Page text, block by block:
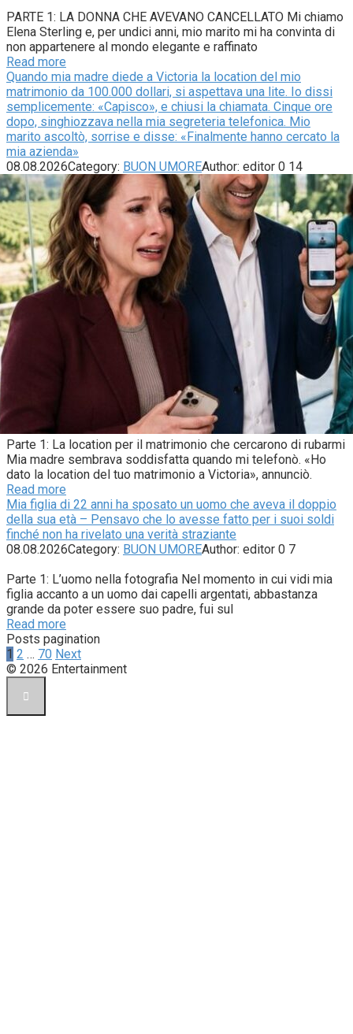
PARTE 1: LA DONNA CHE AVEVANO CANCELLATO Mi chiamo
Elena Sterling e, per undici anni, mio marito mi ha convinta di
non appartenere al mondo elegante e raffinato
Read more
Quando mia madre diede a Victoria la location del mio
matrimonio da 100.000 dollari, si aspettava una lite. Io dissi
semplicemente: «Capisco», e chiusi la chiamata. Cinque ore
dopo, singhiozzava nella mia segreteria telefonica. Mio
marito ascoltò, sorrise e disse: «Finalmente hanno cercato la
mia azienda»
08.08.2026Category: BUON UMOREAuthor: editor 0 14
Parte 1: La location per il matrimonio che cercarono di rubarmi
Mia madre sembrava soddisfatta quando mi telefonò. «Ho
dato la location del tuo matrimonio a Victoria», annunciò.
Read more
Mia figlia di 22 anni ha sposato un uomo che aveva il doppio
della sua età – Pensavo che lo avesse fatto per i suoi soldi
finché non ha rivelato una verità straziante
08.08.2026Category: BUON UMOREAuthor: editor 0 7
Parte 1: L’uomo nella fotografia Nel momento in cui vidi mia
figlia accanto a un uomo dai capelli argentati, abbastanza
grande da poter essere suo padre, fui sul
Read more
Posts pagination
1 2 … 70 Next
© 2026 Entertainment